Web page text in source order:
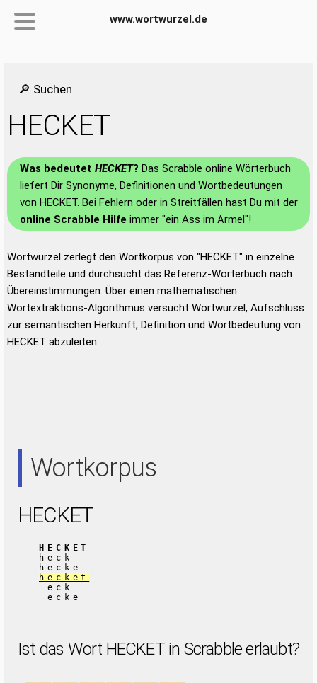
www.wortwurzel.de
🔎 Suchen
HECKET
Was bedeutet HECKET? Das Scrabble online Wörterbuch
liefert Dir Synonyme, Definitionen und Wortbedeutungen
von HECKET. Bei Fehlern oder in Streitfällen hast Du mit der
online Scrabble Hilfe immer "ein Ass im Ärmel"!
Wortwurzel zerlegt den Wortkorpus von "HECKET" in einzelne
Bestandteile und durchsucht das Referenz-Wörterbuch nach
Übereinstimmungen. Über einen mathematischen
Wortextraktions-Algorithmus versucht Wortwurzel, Aufschluss
zur semantischen Herkunft, Definition und Wortbedeutung von
HECKET abzuleiten.
Wortkorpus
HECKET
HECKET
heck
hecke
hecket
eck
ecke
Ist das Wort HECKET in Scrabble erlaubt?